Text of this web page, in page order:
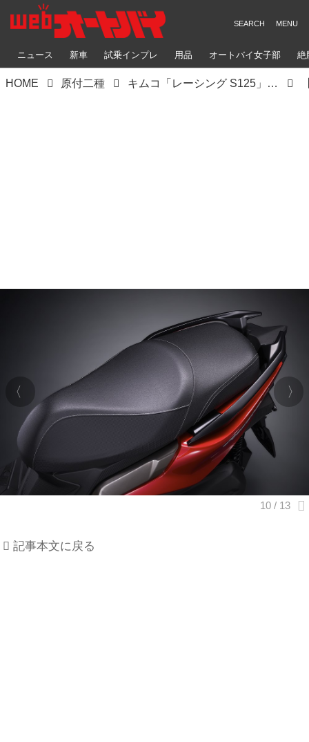
ニュース 新車 試乗インプレ 用品 オートバイ女子部 絶
HOME 原付二種 キムコ「レーシング S125」【1分で読める 2021年に新車で購入可能な原付二種 紹介】
記事本文に戻る